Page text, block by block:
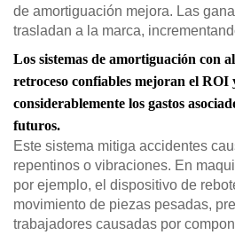
de amortiguación mejora. Las
trasladan a la marca,
Los sistemas de amortiguación con
retroceso confiables mejoran el
considerablemente los gastos
futuros.
Este sistema mitiga accidentes
repentinos o vibraciones. En
por ejemplo, el dispositivo de
movimiento de piezas pesadas,
trabajadores causadas por